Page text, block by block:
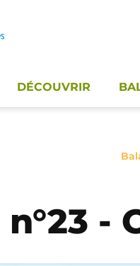
DÉCOUVRIR
n°23 -